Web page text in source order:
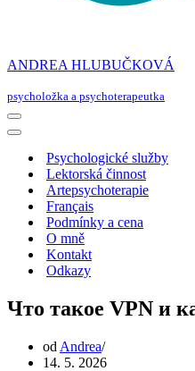
ANDREA HLUBUČKOVÁ
psycholožka a psychoterapeutka
Navigační
menu
Navigační
Psychologické služby
Lektorská činnost
Artepsychoterapie
Français
Podmínky a cena
O mně
Kontakt
Odkazy
Что такое VPN и
od Andrea
14. 5. 2026